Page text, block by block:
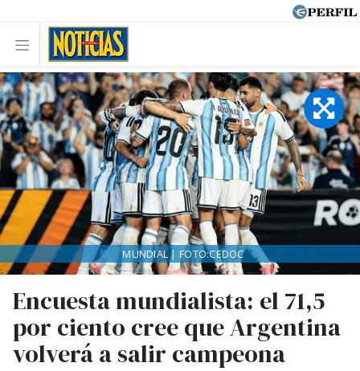
Encuesta mundialista: el 71,5
por ciento cree que Argentina
volverá a salir campeona
MUNDIAL | FOTO:CEDOC